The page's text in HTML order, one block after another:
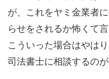
が、これをヤミ金業者
らせをされるか怖くて言
こういった場合はやは
司法書士に相談するのが